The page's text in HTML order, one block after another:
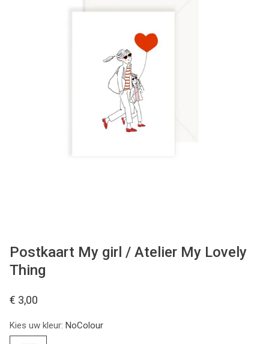
GREEN LIVING
KIDS
Postkaart My girl / Atelier My Lovely
Thing
€ 3,00
Kies uw kleur: NoColour